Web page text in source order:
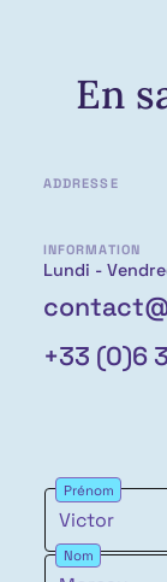
En
ADDRESSE
INFORMATION
Lundi -
+33 (0)6
Prénom
Nom